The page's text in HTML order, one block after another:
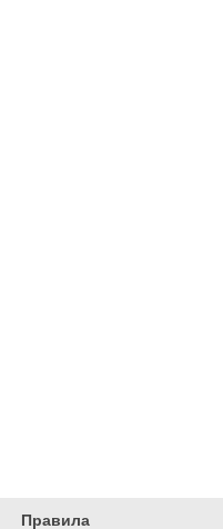
Правила